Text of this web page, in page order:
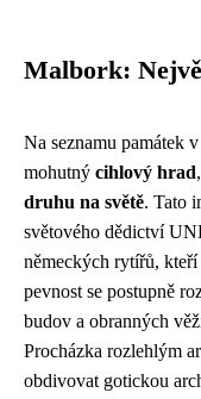
Malbork:
Na seznamu památek
mohutný cihlový hrad
druhu na světě. Tato
světového dědictví
německých rytířů,
pevnost se postupně
budov a obranných
Procházka rozlehlým
obdivovat gotickou